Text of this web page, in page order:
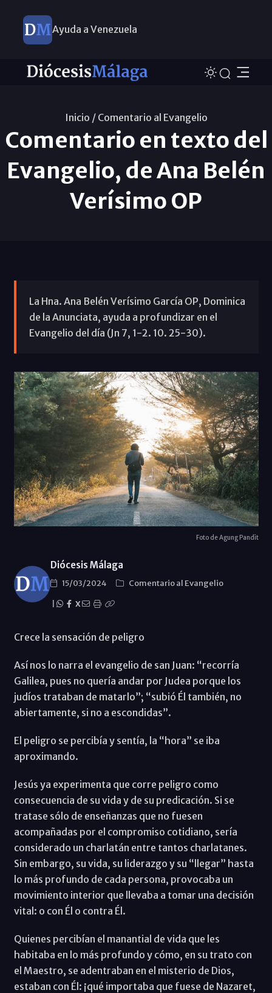
Ayuda a Venezuela
Inicio / Comentario al Evangelio
Comentario en texto del
Evangelio, de Ana Belén
Verísimo OP
La Hna. Ana Belén Verísimo García OP, Dominica
de la Anunciata, ayuda a profundizar en el
Evangelio del día (Jn 7, 1-2. 10. 25-30).
Foto de Agung Pandit
Diócesis Málaga
15/03/2024
Comentario al Evangelio
X
Crece la sensación de peligro
Así nos lo narra el evangelio de san Juan: “recorría
Galilea, pues no quería andar por Judea porque los
judíos trataban de matarlo”; “subió Él también, no
abiertamente, si no a escondidas”.
El peligro se percibía y sentía, la “hora” se iba
aproximando.
Jesús ya experimenta que corre peligro como
consecuencia de su vida y de su predicación. Si se
tratase sólo de enseñanzas que no fuesen
acompañadas por el compromiso cotidiano, sería
considerado un charlatán entre tantos charlatanes.
Sin embargo, su vida, su liderazgo y su “llegar” hasta
lo más profundo de cada persona, provocaba un
movimiento interior que llevaba a tomar una decisión
vital: o con Él o contra Él.
Quienes percibían el manantial de vida que les
habitaba en lo más profundo y cómo, en su trato con
el Maestro, se adentraban en el misterio de Dios,
estaban con Él: ¡qué importaba que fuese de Nazaret,